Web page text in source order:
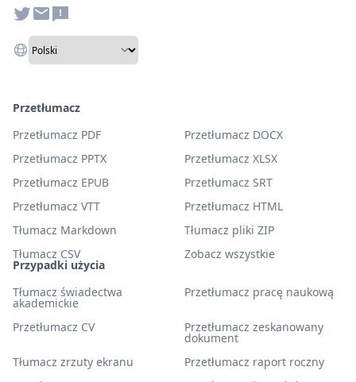
Przypadki użycia
Tłumacz świadectwa
akademickie
Przetłumacz pracę naukową
Przetłumacz CV Przetłumacz zeskanowany
dokument
Tłumacz zrzuty ekranu
Przetłumacz raport roczny
Przetłumacz
Przetłumacz PDF
Przetłumacz DOCX
Przetłumacz PPTX
Przetłumacz XLSX
Przetłumacz EPUB
Przetłumacz SRT
Przetłumacz VTT
Przetłumacz HTML
Tłumacz Markdown
Tłumacz pliki ZIP
Tłumacz CSV
Zobacz wszystkie